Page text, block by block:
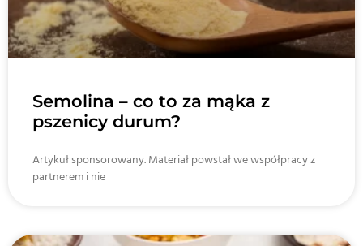
Semolina – co to za mąka z
pszenicy durum?
Artykuł sponsorowany. Materiał powstał we współpracy z
partnerem i nie